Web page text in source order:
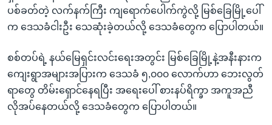
ပစ်ခတ်တဲ့ လက်နက်ကြီး ကျရောက်ပေါက်ကွဲလို့ မြစ်ခြေမြို့ပေါ်
က ဒေသခံငါးဦး သေဆုံးခဲ့တယ်လို့ ဒေသခံတွေက ပြောပါတယ်။
စစ်တပ်ရဲ့ နယ်မြေရှင်းလင်းရေးအတွင်း မြစ်ခြေမြို့နဲ့အနီးနားက
ကျေးရွာအများအပြားက ဒေသခံ ၅,၀၀၀ လောက်ဟာ ဘေးလွတ်
ရာတွေ တိမ်းရှောင်နေရပြီး အရေးပေါ် စားနပ်ရိက္ခာ အကူအညီ
လိုအပ်နေတယ်လို့ ဒေသခံတွေက ပြောပါတယ်။